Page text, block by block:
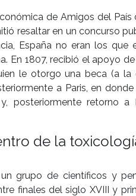
de Amigos del País
resaltar en un concurso
España no eran los que
En 1807, recibió el apoyo
le otorgo una beca (a
a Paris, en
posteriormente retorno a
de la
grupo de científicos y
finales del siglo XVIII y